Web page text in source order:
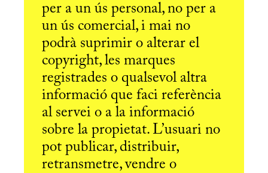
per a un ús personal, no per a
un ús comercial, i mai no
podrà suprimir o alterar el
copyright, les marques
registrades o qualsevol altra
informació que faci referència
al servei o a la informació
sobre la propietat. L’usuari no
pot publicar, distribuir,
retransmetre, vendre o